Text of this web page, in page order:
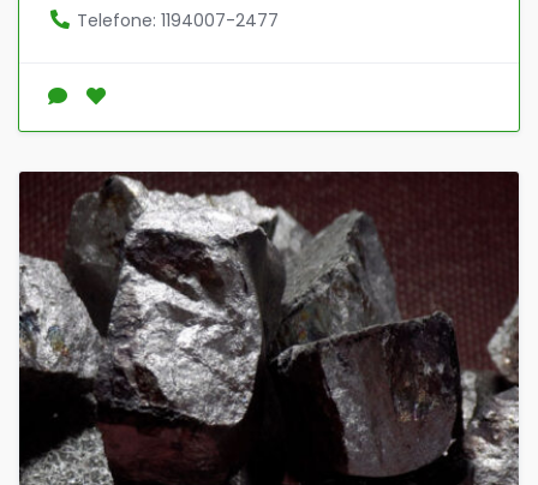
Telefone: 1194007-2477